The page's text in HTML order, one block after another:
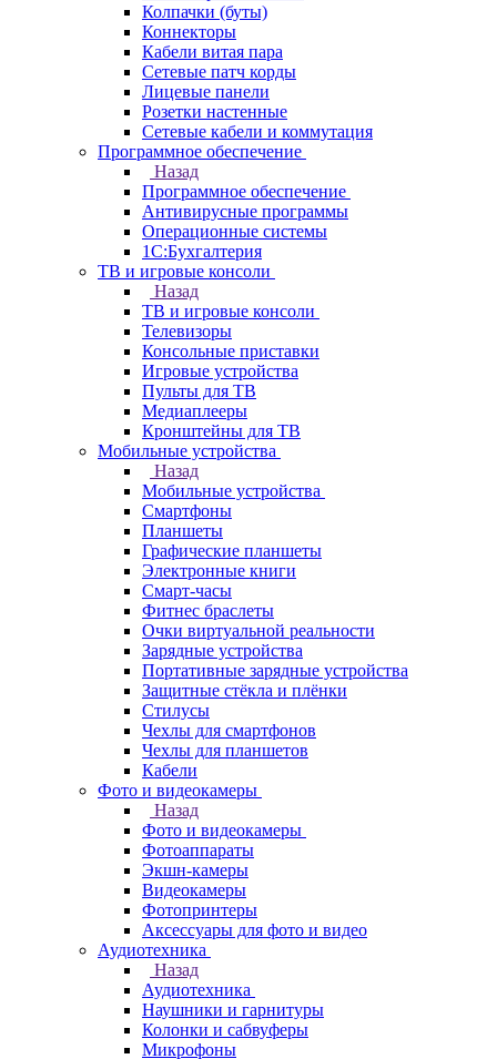
Колпачки (буты)
Коннекторы
Кабели витая пара
Сетевые патч корды
Лицевые панели
Розетки настенные
Сетевые кабели и коммутация
Программное обеспечение
Назад
Программное обеспечение
Антивирусные программы
Операционные системы
1С:Бухгалтерия
ТВ и игровые консоли
Назад
ТВ и игровые консоли
Телевизоры
Консольные приставки
Игровые устройства
Пульты для ТВ
Медиаплееры
Кронштейны для ТВ
Мобильные устройства
Назад
Мобильные устройства
Смартфоны
Планшеты
Графические планшеты
Электронные книги
Смарт-часы
Фитнес браслеты
Очки виртуальной реальности
Зарядные устройства
Портативные зарядные устройства
Защитные стёкла и плёнки
Стилусы
Чехлы для смартфонов
Чехлы для планшетов
Кабели
Фото и видеокамеры
Назад
Фото и видеокамеры
Фотоаппараты
Экшн-камеры
Видеокамеры
Фотопринтеры
Аксессуары для фото и видео
Аудиотехника
Назад
Аудиотехника
Наушники и гарнитуры
Колонки и сабвуферы
Микрофоны